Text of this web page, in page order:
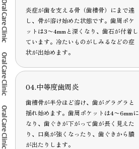
炎症が歯を支える骨（歯槽骨）にまで達
し、骨が溶け始めた状態です。歯周ポケ
ットは3〜4mmと深くなり、歯石が付着し
ています。冷たいものがしみるなどの症
状が出始めます。
04.中等度歯周炎
歯槽骨が半分ほど溶け、歯がグラグラと
揺れ始めます。歯周ポケットは4〜6mmに
なり、歯ぐきが下がって歯が長く見えた
り、口臭が強くなったり、歯ぐきから膿
が出たりします。